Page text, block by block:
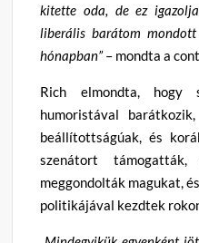
kitette oda, de ez
liberális barátom
hónapban”– mondta a
Rich elmondta, hogy
humoristával
beállítottságúak, és
szenátort
meggondolták magukat,
politikájával kezdtek